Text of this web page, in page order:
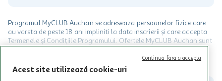
Programul MyCLUB Auchan se adreseaza persoanelor fizice care
au varsta de peste 18 ani impliniti la data inscrierii și care accepta
Termenele și Condițiile Programului. Ofertele MyCLUB Auchan sunt
limita a 12 unitati / card client o singura data in perioada promotiei.
Cardul poate fi utilizat doar in legatura cu magazinele Auchan
CITESTE MAI MULT
Acest site utilizează cookie-uri
Continuă fără a accepta